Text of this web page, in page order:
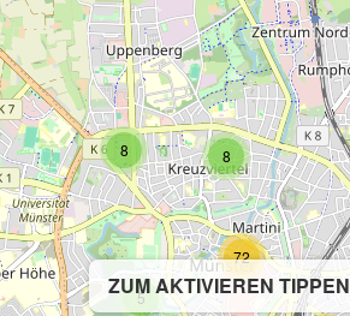
ZUM AKTIVIEREN TIPPEN
8 8
5
72